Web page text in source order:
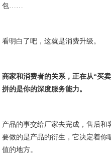
包……
看明白了吧，这就是消费升级。
商家和消费者的关系，正在从“买
拼的是你的深度服务能力。
产品的事交给厂家去完成，售后
要做的是产品的衍生，它决定着你
值的地方。